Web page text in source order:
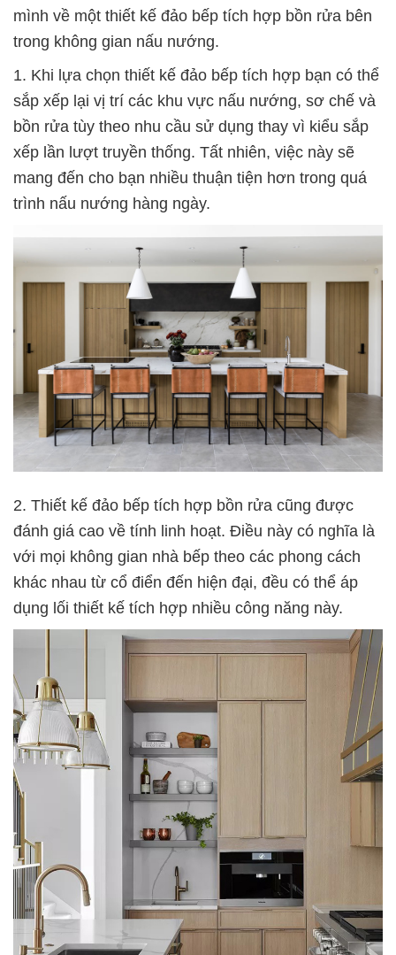
mình về một thiết kế đảo bếp tích hợp bồn rửa bên
trong không gian nấu nướng.
1. Khi lựa chọn thiết kế đảo bếp tích hợp bạn có thể
sắp xếp lại vị trí các khu vực nấu nướng, sơ chế và
bồn rửa tùy theo nhu cầu sử dụng thay vì kiểu sắp
xếp lần lượt truyền thống. Tất nhiên, việc này sẽ
mang đến cho bạn nhiều thuận tiện hơn trong quá
trình nấu nướng hàng ngày.
2. Thiết kế đảo bếp tích hợp bồn rửa cũng được
đánh giá cao về tính linh hoạt. Điều này có nghĩa là
với mọi không gian nhà bếp theo các phong cách
khác nhau từ cổ điển đến hiện đại, đều có thể áp
dụng lối thiết kế tích hợp nhiều công năng này.